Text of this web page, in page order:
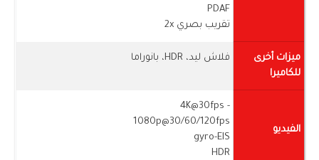
PDAF
تقريب بصري 2x
ميزات أخرى
للكاميرا
فلاش ليد، HDR، بانوراما
الفيديو
- 4K@30fps
1080p@30/60/120fps
gyro-EIS
HDR